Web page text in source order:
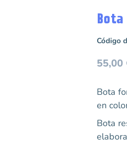
Código
55,00
Bota
en
Bota